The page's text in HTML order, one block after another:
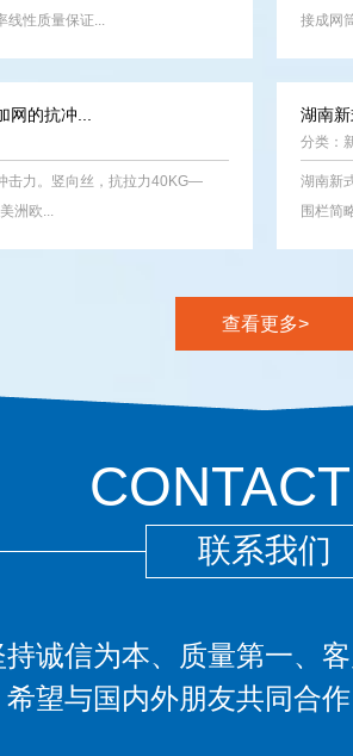
线性质量保证...
接成网
的抗冲...
击力。竖向丝，抗拉力40KG—
洲欧...
湖南
分类：
湖南新
围栏简
查看更多>
联系我们
诚信为本、质量第一、
望与国内外朋友共同合